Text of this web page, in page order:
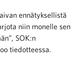
ennätyksellistä
niin monelle sen
SOK:n
tiedotteessa.